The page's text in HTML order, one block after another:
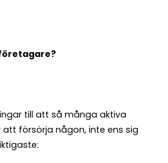
till att så många aktiva
försörja någon, inte ens sig